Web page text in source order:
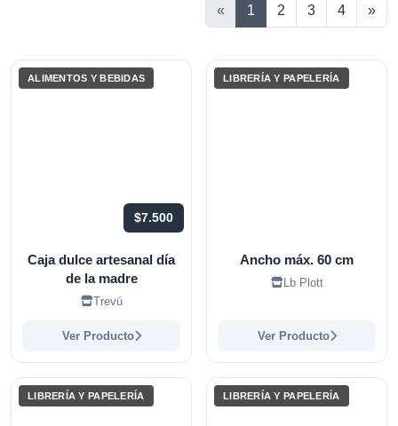
« 1 2 3 4 »
ALIMENTOS Y BEBIDAS
$7.500
Caja dulce artesanal día
de la madre
Trevú
Ver Producto
LIBRERÍA Y PAPELERÍA
Ancho máx. 60 cm
Lb Plott
Ver Producto
LIBRERÍA Y PAPELERÍA LIBRERÍA Y PAPELERÍA